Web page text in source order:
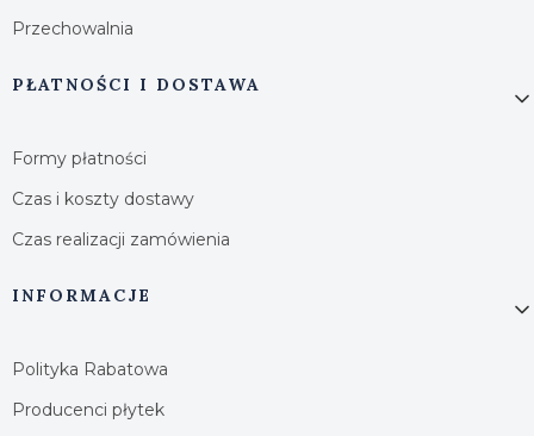
Przechowalnia
PŁATNOŚCI I DOSTAWA
Formy płatności
Czas i koszty dostawy
Czas realizacji zamówienia
INFORMACJE
Polityka Rabatowa
Producenci płytek